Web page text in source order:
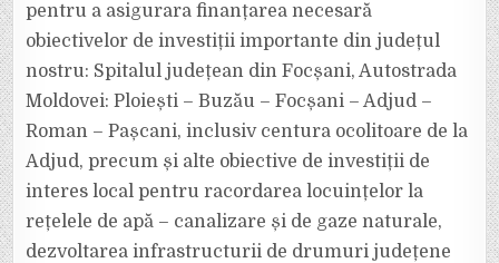
pentru a asigurara finanțarea necesară
obiectivelor de investiții importante din județul
nostru: Spitalul județean din Focșani, Autostrada
Moldovei: Ploiești – Buzău – Focșani – Adjud –
Roman – Pașcani, inclusiv centura ocolitoare de la
Adjud, precum și alte obiective de investiții de
interes local pentru racordarea locuințelor la
rețelele de apă – canalizare și de gaze naturale,
dezvoltarea infrastructurii de drumuri județene